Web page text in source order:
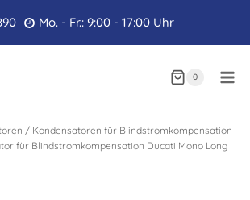
Mo. - Fr.: 9:00 - 17:00 Uhr
0
/ Kondensatoren für Blindstromkompensation
für Blindstromkompensation Ducati Mono Long